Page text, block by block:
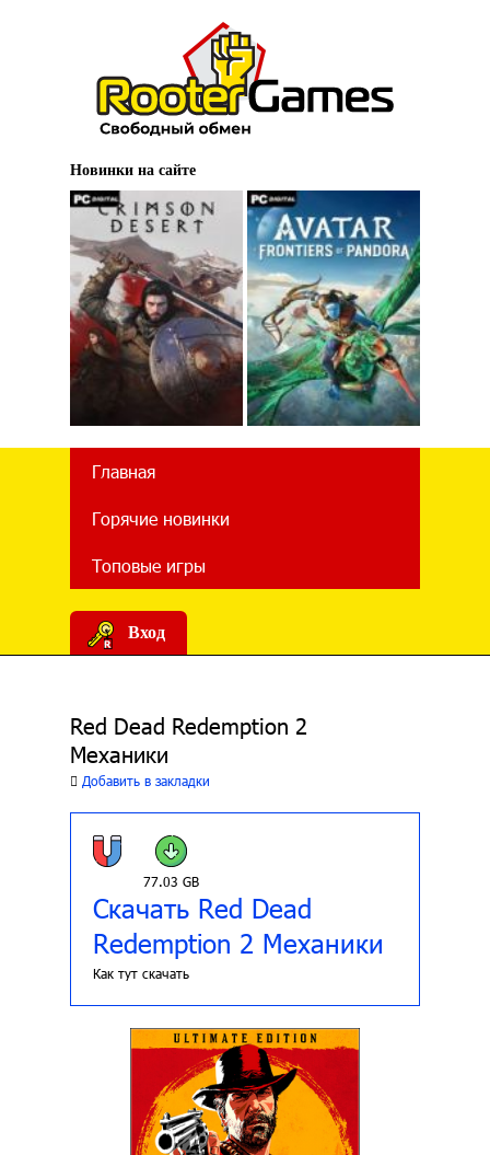
Новинки на сайте
Главная
Горячие новинки
Топовые игры
Вход
Red Dead Redemption 2
Механики
Добавить в закладки
77.03 GB
Скачать Red Dead
Redemption 2 Механики
Как тут скачать